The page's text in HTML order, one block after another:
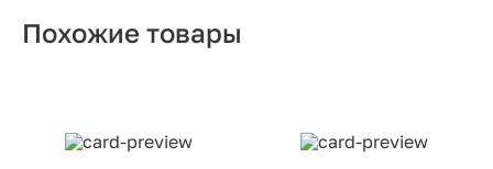
Похожие товары